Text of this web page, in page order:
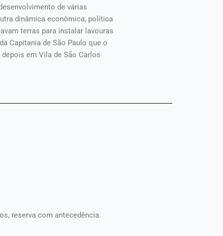
de várias
dinâmica econômica, política
terras para instalar lavouras
Capitania de São Paulo que o
em Vila de São Carlos
reserva com antecedência.